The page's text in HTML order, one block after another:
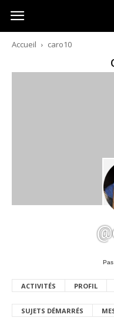
Australia-
australie.com
Accueil caro10
Pas
ACTIVITÉS PROFIL
SUJETS DÉMARRÉS